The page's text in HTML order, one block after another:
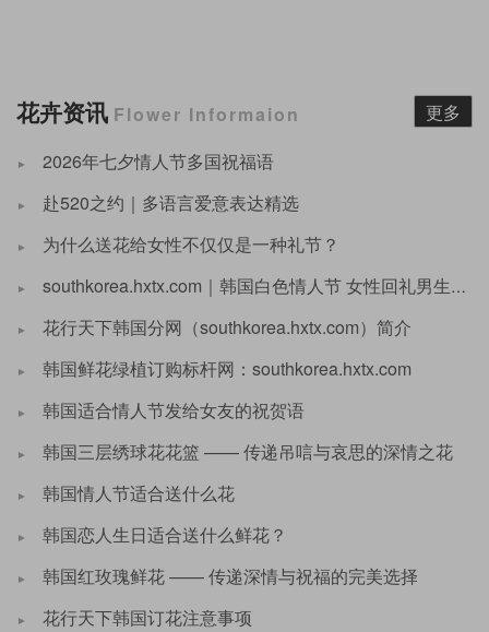
花卉资讯 Flower Informaion
更多
2026年七夕情人节多国祝福语
赴520之约｜多语言爱意表达精选
为什么送花给女性不仅仅是一种礼节？
southkorea.hxtx.com｜韩国白色情人节 女性回礼男生商品推荐
花行天下韩国分网（southkorea.hxtx.com）简介
韩国鲜花绿植订购标杆网：southkorea.hxtx.com
韩国适合情人节发给女友的祝贺语
韩国三层绣球花花篮 —— 传递吊唁与哀思的深情之花
韩国情人节适合送什么花
韩国恋人生日适合送什么鲜花？
韩国红玫瑰鲜花 —— 传递深情与祝福的完美选择
花行天下韩国订花注意事项